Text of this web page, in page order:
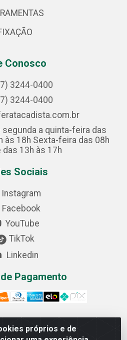
próprios e de
Conosco
3244-0400
3244-0400
a quinta-feira das
às 18h Sexta-feira das 08h
das 13h às 17h
Sociais
Instagram
Facebook
YouTube
TikTok
Linkedin
Pagamento
LTDA - Avenida